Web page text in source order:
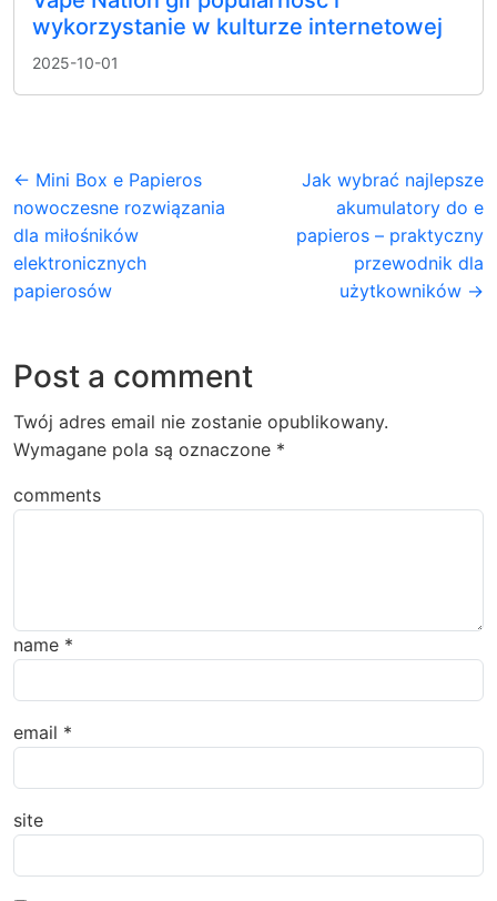
wykorzystanie w kulturze internetowej
2025-10-01
← Mini Box e Papieros
nowoczesne rozwiązania
dla miłośników
elektronicznych
papierosów
Jak wybrać najlepsze
akumulatory do e
papieros – praktyczny
przewodnik dla
użytkowników →
Post a comment
Twój adres email nie zostanie opublikowany.
Wymagane pola są oznaczone *
comments
name *
email *
site